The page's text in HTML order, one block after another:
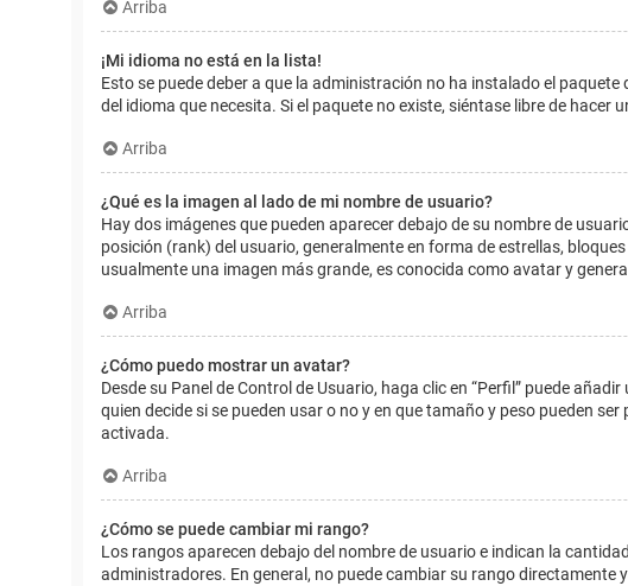
Arriba
¡Mi idioma no está en la lista!
Esto se puede deber a que la administración no ha instalado el
del idioma que necesita. Si el paquete no existe, siéntase libre de
Arriba
¿Qué es la imagen al lado de mi nombre de usuario?
Hay dos imágenes que pueden aparecer debajo de su nombre de
posición (rank) del usuario, generalmente en forma de estrellas,
usualmente una imagen más grande, es conocida como avatar y
Arriba
¿Cómo puedo mostrar un avatar?
Desde su Panel de Control de Usuario, haga clic en “Perfil” puede
quien decide si se pueden usar o no y en que tamaño y peso pueden
activada.
Arriba
¿Cómo se puede cambiar mi rango?
Los rangos aparecen debajo del nombre de usuario e indican la
administradores. En general, no puede cambiar su rango